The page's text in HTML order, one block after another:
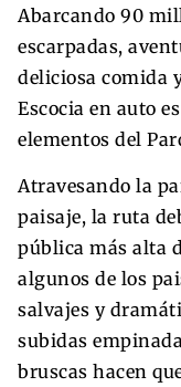
Abarcando 90
escarpadas,
deliciosa comida
Escocia en auto
elementos del
Atravesando la
paisaje, la ruta
pública más alta
algunos de los
salvajes y
subidas
bruscas hacen